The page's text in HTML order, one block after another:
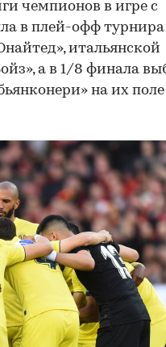
чемпионов в игре с
в плей-офф турнира
итальянской
а в 1/8 финала
на их поле